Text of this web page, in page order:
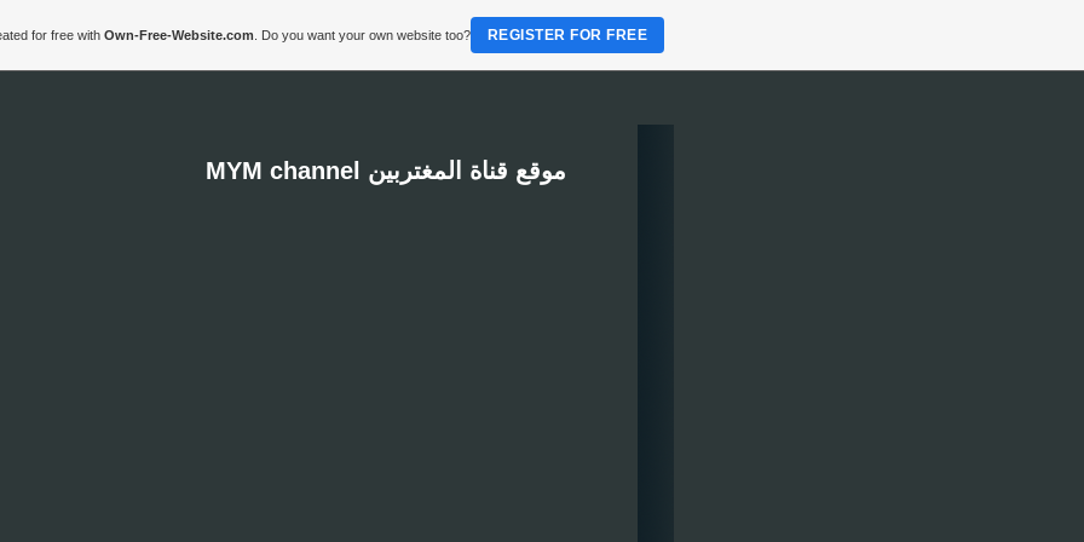
MYM channel موقع قناة المغتربين
for free with Own-Free-Website.com . Do you want your own website too? REGISTER FOR FREE